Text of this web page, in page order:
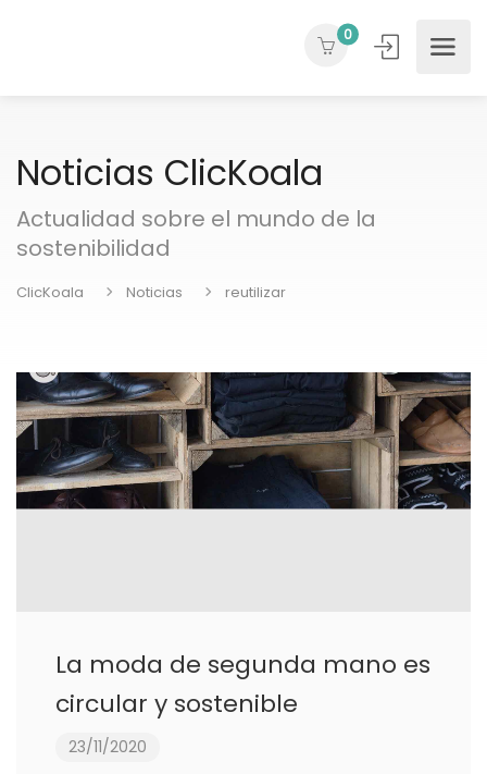
0
Noticias ClicKoala
Actualidad sobre el mundo de la
sostenibilidad
ClicKoala Noticias reutilizar
La moda de segunda mano es
circular y sostenible
23/11/2020